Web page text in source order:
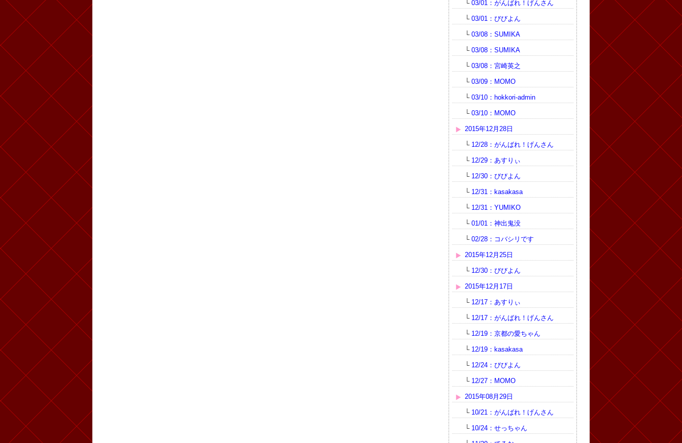
└ 03/01：がんばれ！げんさん
└ 03/01：びびよん
└ 03/08：SUMIKA
└ 03/08：SUMIKA
└ 03/08：宮崎英之
└ 03/09：MOMO
└ 03/10：hokkori-admin
└ 03/10：MOMO
2015年12月28日
└ 12/28：がんばれ！げんさん
└ 12/29：あすりぃ
└ 12/30：びびよん
└ 12/31：kasakasa
└ 12/31：YUMIKO
└ 01/01：神出鬼没
└ 02/28：コバシリです
2015年12月25日
└ 12/30：びびよん
2015年12月17日
└ 12/17：あすりぃ
└ 12/17：がんばれ！げんさん
└ 12/19：京都の愛ちゃん
└ 12/19：kasakasa
└ 12/24：びびよん
└ 12/27：MOMO
2015年08月29日
└ 10/21：がんばれ！げんさん
└ 10/24：せっちゃん